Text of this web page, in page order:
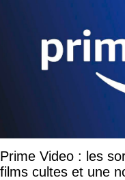
Prime Video : les
films cultes et une